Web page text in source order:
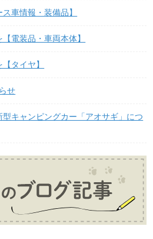
車情報・装備品】
電装品・車両本体】
タイヤ】
せ
キャンピングカー「アオサギ」につ